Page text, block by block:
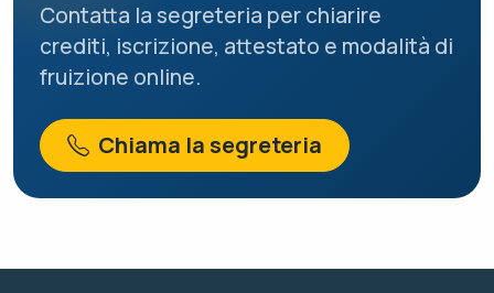
Contatta la segreteria per chiarire
crediti, iscrizione, attestato e modalità di
fruizione online.
Chiama la segreteria